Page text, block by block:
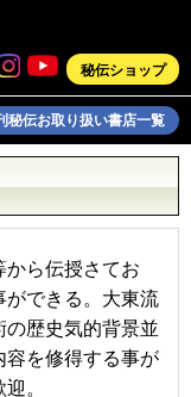
秘伝ショップ
秘伝お取り扱い書店一覧
ら伝授さてお
ができる。大東流
歴史気的背景並
を修得する事が
。